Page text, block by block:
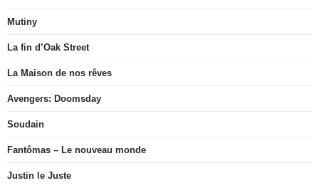
Mutiny
La fin d’Oak Street
La Maison de nos rêves
Avengers: Doomsday
Soudain
Fantômas – Le nouveau monde
Justin le Juste